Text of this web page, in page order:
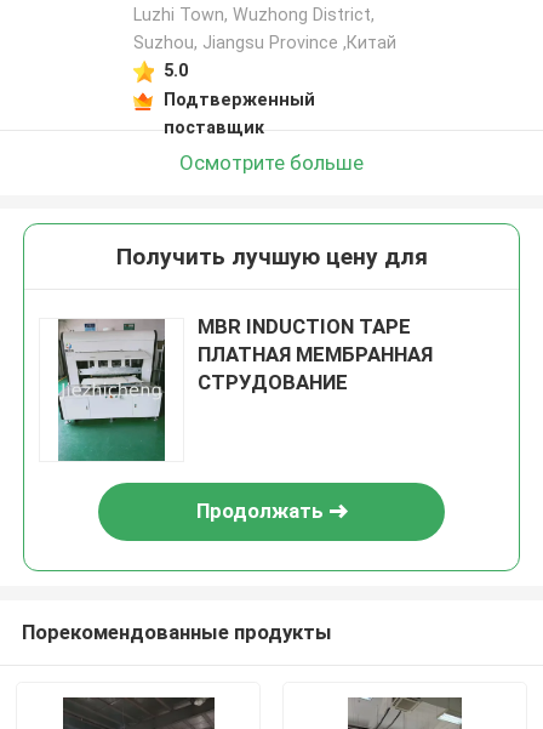
Luzhi Town, Wuzhong District,
Suzhou, Jiangsu Province ,Китай
5.0
Подтверженный
поставщик
Осмотрите больше
Получить лучшую цену для
MBR INDUCTION TAPE
ПЛАТНАЯ МЕМБРАННАЯ
СТРУДОВАНИЕ
Продолжать
Порекомендованные продукты